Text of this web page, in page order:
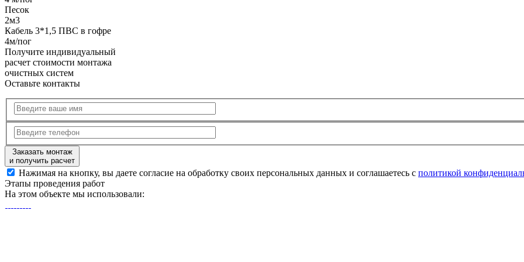
Песок
2м3
Кабель 3*1,5 ПВС в гофре
4м/пог
Получите индивидуальный
расчет стоимости монтажа
очистных систем
Оставьте контакты
Заказать монтаж
и получить расчет
Нажимая на кнопку, вы даете согласие на обработку своих персональных данных и соглашаетесь с политикой
Этапы проведения работ
На этом объекте мы использовали: